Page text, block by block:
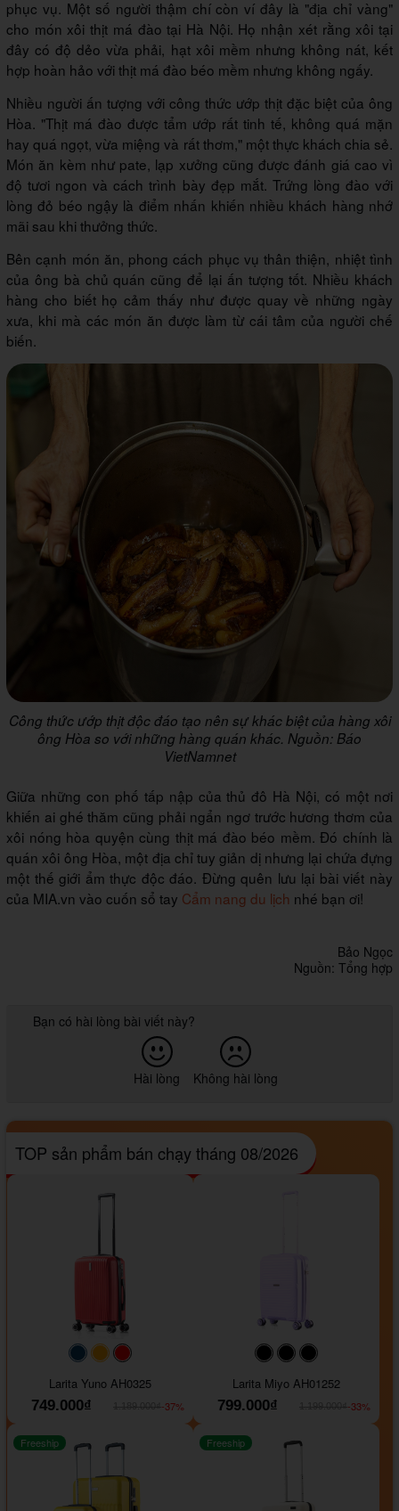
phục vụ. Một số người thậm chí còn ví đây là "địa chỉ vàng"
cho món xôi thịt má đào tại Hà Nội. Họ nhận xét rằng xôi tại
đây có độ dẻo vừa phải, hạt xôi mềm nhưng không nát, kết
hợp hoàn hảo với thịt má đào béo mềm nhưng không ngấy.
Nhiều người ấn tượng với công thức ướp thịt đặc biệt của ông
Hòa. "Thịt má đào được tẩm ướp rất tinh tế, không quá mặn
hay quá ngọt, vừa miệng và rất thơm," một thực khách chia sẻ.
Món ăn kèm như pate, lạp xưởng cũng được đánh giá cao vì
độ tươi ngon và cách trình bày đẹp mắt. Trứng lòng đào với
lòng đỏ béo ngậy là điểm nhấn khiến nhiều khách hàng nhớ
mãi sau khi thưởng thức.
Bên cạnh món ăn, phong cách phục vụ thân thiện, nhiệt tình
của ông bà chủ quán cũng để lại ấn tượng tốt. Nhiều khách
hàng cho biết họ cảm thấy như được quay về những ngày
xưa, khi mà các món ăn được làm từ cái tâm của người chế
biến.
Công thức ướp thịt độc đáo tạo nên sự khác biệt của hàng xôi
ông Hòa so với những hàng quán khác. Nguồn: Báo
VietNamnet
Giữa những con phố tấp nập của thủ đô Hà Nội, có một nơi
khiến ai ghé thăm cũng phải ngẩn ngơ trước hương thơm của
xôi nóng hòa quyện cùng thịt má đào béo mềm. Đó chính là
quán xôi ông Hòa, một địa chỉ tuy giản dị nhưng lại chứa đựng
một thế giới ẩm thực độc đáo. Đừng quên lưu lại bài viết này
của MIA.vn vào cuốn sổ tay Cẩm nang du lịch nhé bạn ơi!
Bảo Ngọc
Nguồn: Tổng hợp
Bạn có hài lòng bài viết này?
Hài lòng Không hài lòng
TOP sản phẩm bán chạy tháng 08/2026
#093f69#ffa500
Larita Yuno AH0325
749.000₫
-37%
#000000#000000
Larita Miyo AH01252
799.000₫
-33%
Freeship Freeship